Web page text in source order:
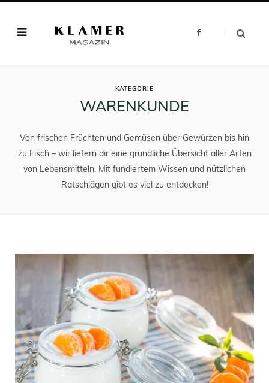
F
KATEGORIE
WARENKUNDE
Von frischen Früchten und Gemüsen über Gewürzen bis hin
zu Fisch – wir liefern dir eine gründliche Übersicht aller Arten
von Lebensmitteln. Mit fundiertem Wissen und nützlichen
Ratschlägen gibt es viel zu entdecken!